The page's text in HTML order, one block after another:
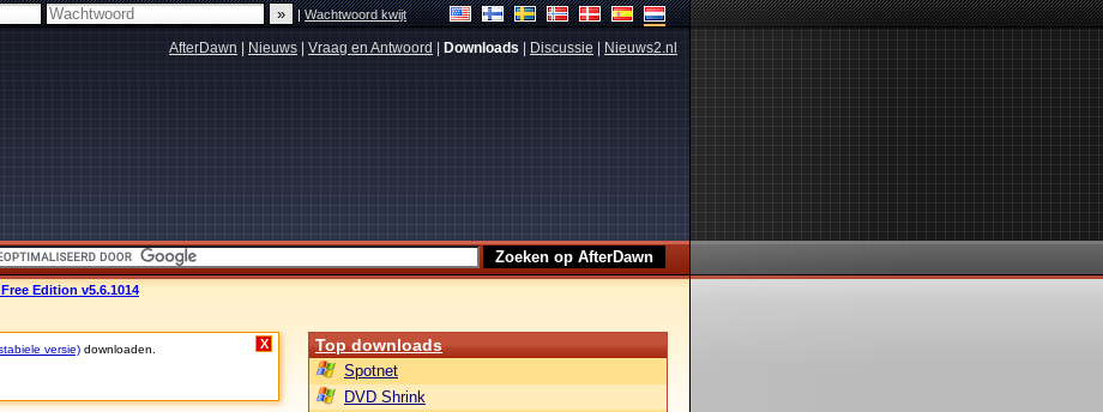
|Wachtwoord kwijt
AfterDawn Nieuws Vraag en Antwoord Downloads Discussie Nieuws2.nl
Edition v5.6.1014
versie) downloaden.
X Top downloads
Spotnet
DVD Shrink